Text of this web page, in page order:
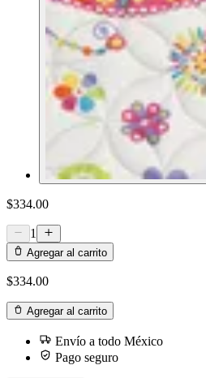
$334.00
1
Agregar al carrito
$334.00
Agregar al carrito
Envío a todo México
Pago seguro